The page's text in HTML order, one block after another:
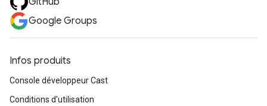
Google Groups
Infos produits
Console développeur Cast
Conditions d'utilisation